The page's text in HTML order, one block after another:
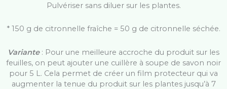
Pulvériser sans diluer sur les plantes.
* 150 g de citronnelle fraîche = 50 g de citronnelle séchée.
Variante : Pour une meilleure accroche du produit sur les
feuilles, on peut ajouter une cuillère à soupe de savon noir
pour 5 L. Cela permet de créer un film protecteur qui va
augmenter la tenue du produit sur les plantes jusqu’à 7